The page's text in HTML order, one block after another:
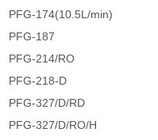
PFG-174(10.5L/min)
PFG-187
PFG-214/RO
PFG-218-D
PFG-327/D/RD
PFG-327/D/RO/H